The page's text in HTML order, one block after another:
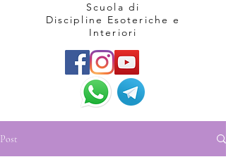
Scuola di
Discipline Esoteriche e
Interiori
Post